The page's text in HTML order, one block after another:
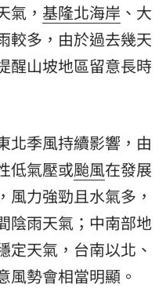
氣， 基隆北海岸 、大
較多，由於過去幾天
醒山坡地區留意長時
北季風持續影響，由
低氣壓或颱風在發展
風力強勁且水氣多，
陰雨天氣；中南部地
定天氣，台南以北、
風勢會相當明顯。